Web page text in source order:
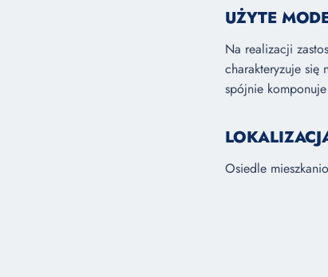
UŻYTE
Na realizacji
charakteryzuje się
spójnie
Osiedle